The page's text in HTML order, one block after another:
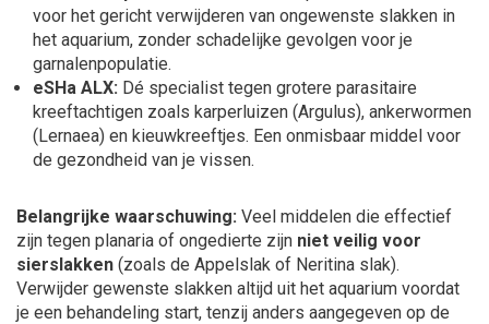
voor het gericht verwijderen van ongewenste slakken in
het aquarium, zonder schadelijke gevolgen voor je
garnalenpopulatie.
eSHa ALX: Dé specialist tegen grotere parasitaire
kreeftachtigen zoals karperluizen (Argulus), ankerwormen
(Lernaea) en kieuwkreeftjes. Een onmisbaar middel voor
de gezondheid van je vissen.
Belangrijke waarschuwing: Veel middelen die effectief
zijn tegen planaria of ongedierte zijn niet veilig voor
sierslakken (zoals de Appelslak of Neritina slak).
Verwijder gewenste slakken altijd uit het aquarium voordat
je een behandeling start, tenzij anders aangegeven op de